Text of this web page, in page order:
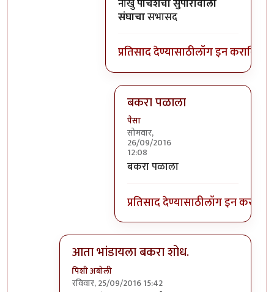
संघाचासभासद
प्रतिसाद देण्यासाठीलॉग इन कराकिंवा
बकरा पळाला
पैसा
सोमवार,
26/09/2016
12:08
In reply toपाला मी पुरवीन
बकरा पळाला
प्रतिसाद देण्यासाठीलॉग इन करा
आता भांडायला बकरा शोध.
पिशी अबोली
रविवार, 25/09/2016 15:42